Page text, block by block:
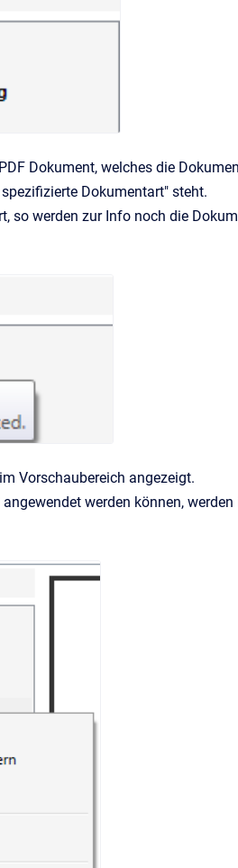
Dokument, welches die
Dokumentart" steht.
so werden zur Info noch die
Vorschaubereich angezeigt.
werden können,